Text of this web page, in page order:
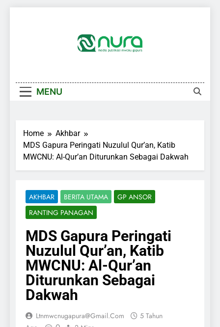
MENU
Home
Akhbar
MDS Gapura Peringati Nuzulul Qur’an, Katib
MWCNU: Al-Qur’an Diturunkan Sebagai Dakwah
AKHBAR BERITA UTAMA
GP ANSOR
RANTING PANAGAN
MDS Gapura Peringati
Nuzulul Qur’an, Katib
MWCNU: Al-Qur’an
Diturunkan Sebagai
Dakwah
Ltnmwcnugapura@gmail.com
5 Tahun